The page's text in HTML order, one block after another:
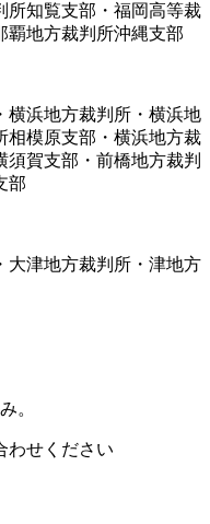
所知覧支部・福岡高等裁
覇地方裁判所沖縄支部
横浜地方裁判所・横浜地
相模原支部・横浜地方裁
賀支部・前橋地方裁判
部
大津地方裁判所・津地方
。
わせください